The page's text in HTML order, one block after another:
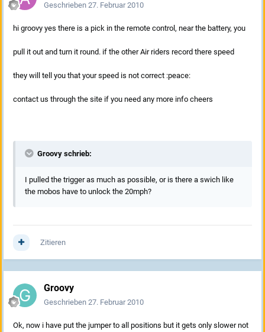
Geschrieben 27. Februar 2010
hi groovy yes there is a pick in the remote control, near the battery, you
pull it out and turn it round. if the other Air riders record there speed
they will tell you that your speed is not correct :peace:
contact us through the site if you need any more info cheers
Groovy schrieb:
I pulled the trigger as much as possible, or is there a swich like
the mobos have to unlock the 20mph?
Zitieren
Groovy
Geschrieben 27. Februar 2010
Ok, now i have put the jumper to all positions but it gets only slower not